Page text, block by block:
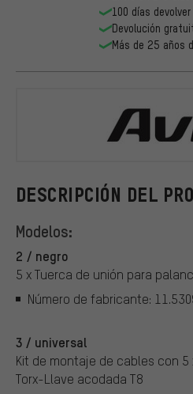
DESCRIPCIÓN DEL
Modelos:
2 / negro
5 x Tuerca de unión para
Número de fabricante:
3 / universal
Kit de montaje de cables con 5
Torx-Llave acodada T8
100 días devolver
Devolución
Más de 25 años